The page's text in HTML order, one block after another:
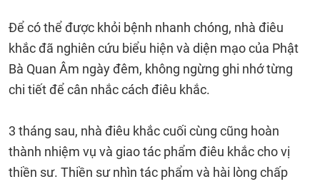
Để có thể được khỏi bệnh nhanh chóng, nhà điêu
khắc đã nghiên cứu biểu hiện và diện mạo của Phật
Bà Quan Âm ngày đêm, không ngừng ghi nhớ từng
chi tiết để cân nhắc cách điêu khắc.
3 tháng sau, nhà điêu khắc cuối cùng cũng hoàn
thành nhiệm vụ và giao tác phẩm điêu khắc cho vị
thiền sư. Thiền sư nhìn tác phẩm và hài lòng chấp